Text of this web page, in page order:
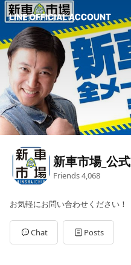
新車市場_公式
Friends4,068
お気軽にお問い合わせください！
Chat Posts